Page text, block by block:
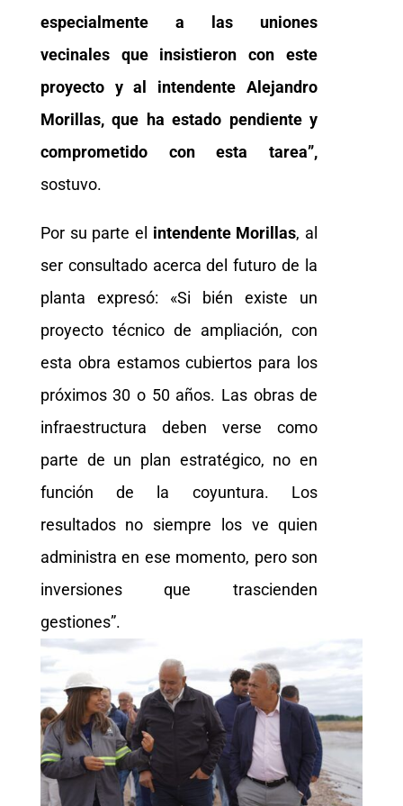
especialmente a las uniones
vecinales que insistieron con este
proyecto y al intendente Alejandro
Morillas, que ha estado pendiente y
comprometido con esta tarea”,
sostuvo.
Por su parte el intendente Morillas, al
ser consultado acerca del futuro de la
planta expresó: «Si bién existe un
proyecto técnico de ampliación, con
esta obra estamos cubiertos para los
próximos 30 o 50 años. Las obras de
infraestructura deben verse como
parte de un plan estratégico, no en
función de la coyuntura. Los
resultados no siempre los ve quien
administra en ese momento, pero son
inversiones que trascienden
gestiones”.